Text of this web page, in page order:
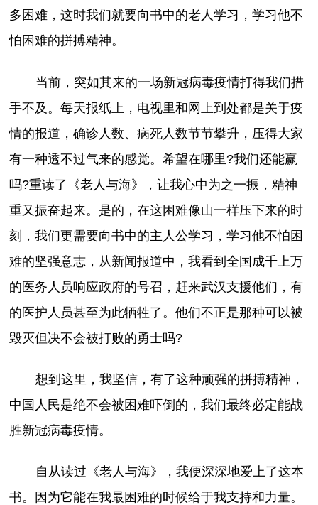
多困难，这时我们就要向书中的老人学习，学习他不
怕困难的拼搏精神。
当前，突如其来的一场新冠病毒疫情打得我们措
手不及。每天报纸上，电视里和网上到处都是关于疫
情的报道，确诊人数、病死人数节节攀升，压得大家
有一种透不过气来的感觉。希望在哪里?我们还能赢
吗?重读了《老人与海》，让我心中为之一振，精神
重又振奋起来。是的，在这困难像山一样压下来的时
刻，我们更需要向书中的主人公学习，学习他不怕困
难的坚强意志，从新闻报道中，我看到全国成千上万
的医务人员响应政府的号召，赶来武汉支援他们，有
的医护人员甚至为此牺牲了。他们不正是那种可以被
毁灭但决不会被打败的勇士吗?
想到这里，我坚信，有了这种顽强的拼搏精神，
中国人民是绝不会被困难吓倒的，我们最终必定能战
胜新冠病毒疫情。
自从读过《老人与海》，我便深深地爱上了这本
书。因为它能在我最困难的时候给于我支持和力量。